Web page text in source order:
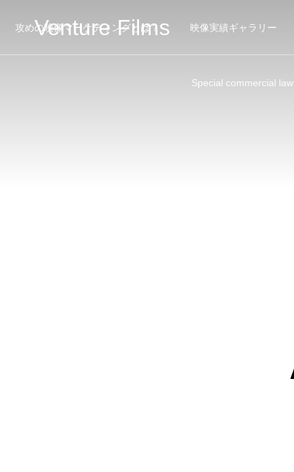
Venture Films
攻めの映像マーケティングとは？ 映像実績ギャラリー
Special commercial law